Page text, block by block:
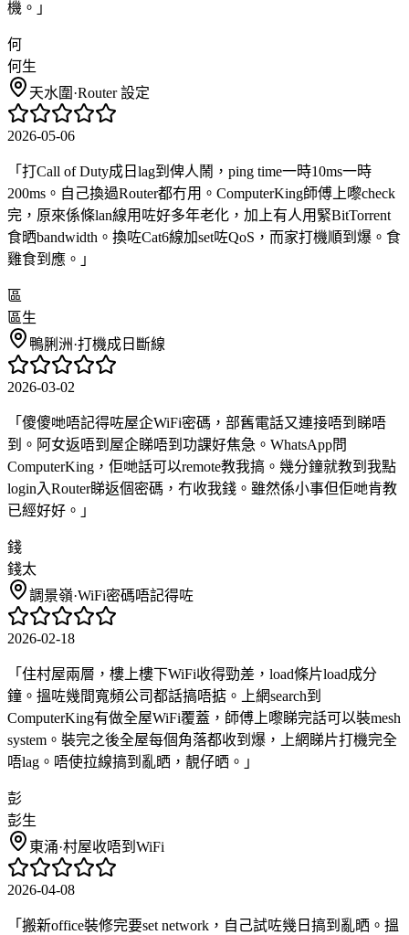
機。 」
何
何生
天水圍 ·Router 設定
2026-05-06
「 打Call of Duty成日lag到俾人鬧，ping time一時10ms一時
200ms。自己換過Router都冇用。ComputerKing師傅上嚟check
完，原來係條lan線用咗好多年老化，加上有人用緊BitTorrent
食晒bandwidth。換咗Cat6線加set咗QoS，而家打機順到爆。食
雞食到應。 」
區
區生
鴨脷洲·打機成日斷線
2026-03-02
「 傻傻哋唔記得咗屋企WiFi密碼，部舊電話又連接唔到睇唔
到。阿女返唔到屋企睇唔到功課好焦急。WhatsApp問
ComputerKing，佢哋話可以remote教我搞。幾分鐘就教到我點
login入Router睇返個密碼，冇收我錢。雖然係小事但佢哋肯教
已經好好。 」
錢
錢太
調景嶺·WiFi密碼唔記得咗
2026-02-18
「 住村屋兩層，樓上樓下WiFi收得勁差，load條片load成分
鐘。搵咗幾間寬頻公司都話搞唔掂。上網search到
ComputerKing有做全屋WiFi覆蓋，師傅上嚟睇完話可以裝mesh
system。裝完之後全屋每個角落都收到爆，上網睇片打機完全
唔lag。唔使拉線搞到亂晒，靚仔晒。 」
彭
彭生
東涌·村屋收唔到WiFi
2026-04-08
「 搬新office裝修完要set network，自己試咗幾日搞到亂晒。搵